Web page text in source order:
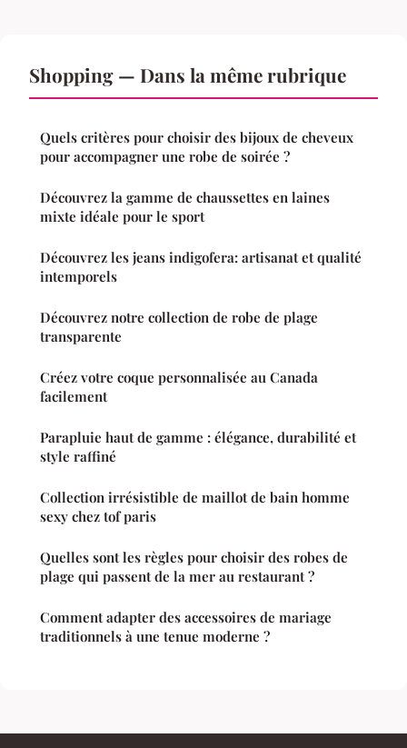
Shopping — Dans la même rubrique
Quels critères pour choisir des bijoux de cheveux
pour accompagner une robe de soirée ?
Découvrez la gamme de chaussettes en laines
mixte idéale pour le sport
Découvrez les jeans indigofera: artisanat et qualité
intemporels
Découvrez notre collection de robe de plage
transparente
Créez votre coque personnalisée au Canada
facilement
Parapluie haut de gamme : élégance, durabilité et
style raffiné
Collection irrésistible de maillot de bain homme
sexy chez tof paris
Quelles sont les règles pour choisir des robes de
plage qui passent de la mer au restaurant ?
Comment adapter des accessoires de mariage
traditionnels à une tenue moderne ?